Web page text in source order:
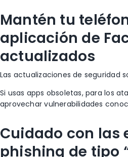
Mantén tu
aplicación de
actualizados
Las actualizaciones de seguridad
Si usas apps obsoletas, para los
aprovechar vulnerabilidades
Cuidado con las
phishing de tipo